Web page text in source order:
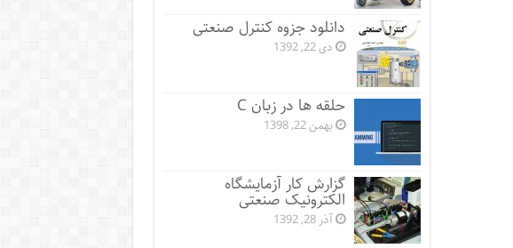
دانلود جزوه کنترل صنعتی
دی 22, 1392
حلقه ها در زبان C
بهمن 22, 1398
گزارش کار آزمایشگاه
الکترونیک صنعتی
آذر 28, 1392